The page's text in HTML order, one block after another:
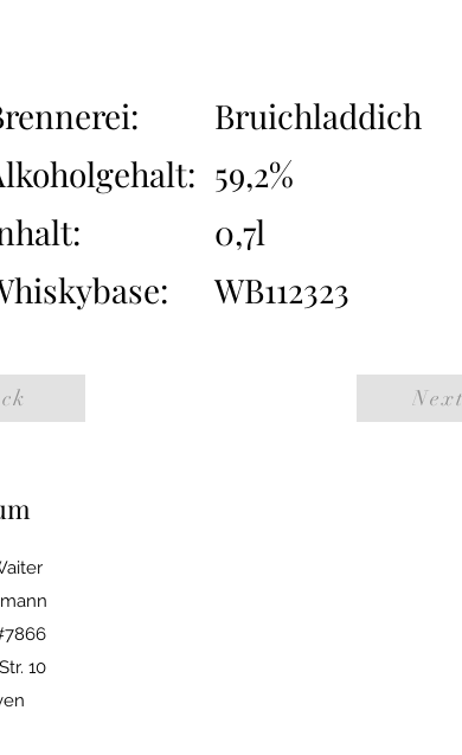
Bruichladdich
59,2%
0,7l
WB112323
Next
10